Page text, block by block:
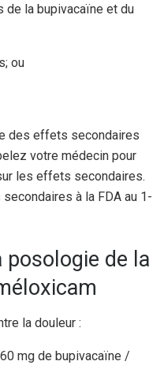
la bupivacaïne et du
ou
des effets secondaires
votre médecin pour
les effets secondaires.
à la FDA au 1-
posologie de la
la douleur :
mg de bupivacaïne /